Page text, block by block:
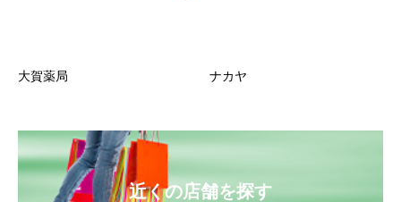
大賀薬局 ナカヤ
近くの店舗を探す